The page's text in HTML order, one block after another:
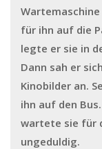
für ihn auf die
legte er sie in
Dann sah er
Kinobilder an.
ihn auf den
wartete sie für
ungeduldig.